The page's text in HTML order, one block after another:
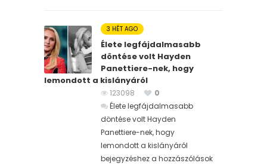
3 HÉT AGO
Élete legfájdalmasabb
döntése volt Hayden
Panettiere-nek, hogy
lemondott a kislányáról
123098
0
Élete legfájdalmasabb
döntése volt Hayden
Panettiere-nek, hogy
lemondott a kislányáról
bejegyzéshez a hozzászólások